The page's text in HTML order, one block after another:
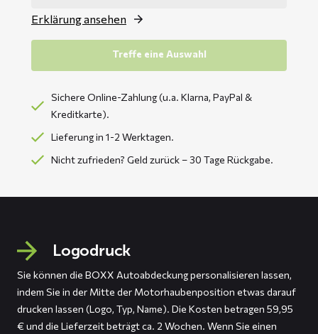
Erklärung ansehen
Treffe eine Auswahl
Sichere Online-Zahlung (u.a. Klarna, PayPal &
Kreditkarte).
Lieferung in 1-2 Werktagen.
Nicht zufrieden? Geld zurück – 30 Tage Rückgabe.
Logodruck
Sie können die BOXX Autoabdeckung personalisieren lassen,
indem Sie in der Mitte der Motorhaubenposition etwas darauf
drucken lassen (Logo, Typ, Name). Die Kosten betragen 59,95
€ und die Lieferzeit beträgt ca. 2 Wochen. Wenn Sie einen